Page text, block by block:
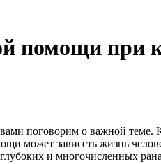
помощи при
поговорим о важной
может зависеть жизнь
и многочисленных